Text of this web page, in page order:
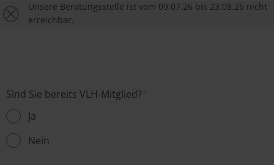
Unsere Beratungsstelle ist vom 09.07.26 bis 23.08.26 nicht
erreichbar.
Sind Sie bereits VLH-Mitglied?*
Ja
Nein